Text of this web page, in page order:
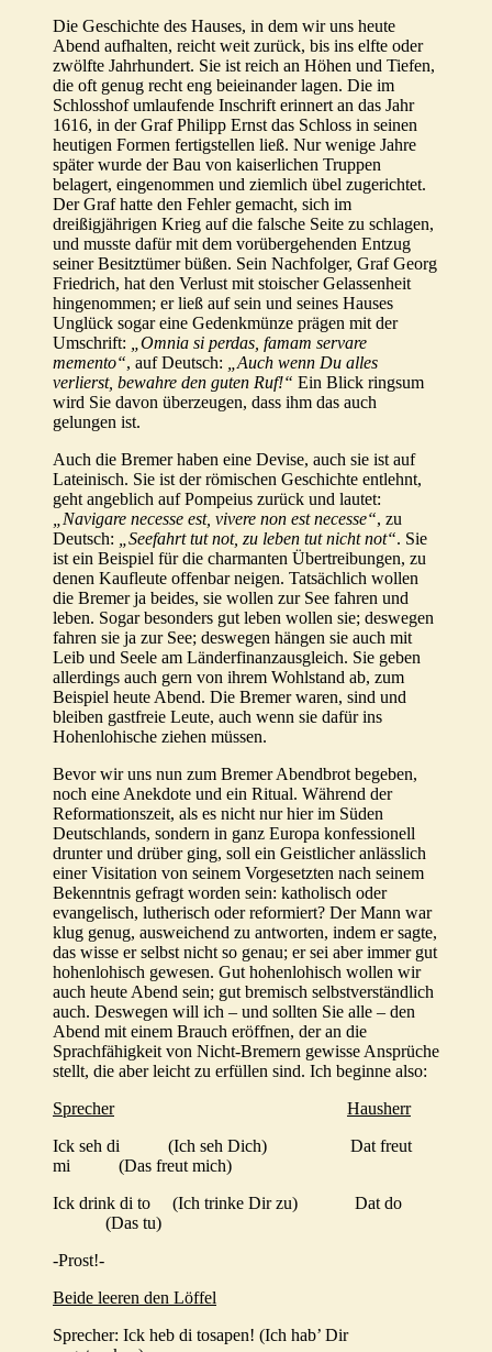
Die Geschichte des Hauses, in dem wir uns heute
Abend aufhalten, reicht weit zurück, bis ins elfte oder
zwölfte Jahrhundert. Sie ist reich an Höhen und Tiefen,
die oft genug recht eng beieinander lagen. Die im
Schlosshof umlaufende Inschrift erinnert an das Jahr
1616, in der Graf Philipp Ernst das Schloss in seinen
heutigen Formen fertigstellen ließ. Nur wenige Jahre
später wurde der Bau von kaiserlichen Truppen
belagert, eingenommen und ziemlich übel zugerichtet.
Der Graf hatte den Fehler gemacht, sich im
dreißigjährigen Krieg auf die falsche Seite zu schlagen,
und musste dafür mit dem vorübergehenden Entzug
seiner Besitztümer büßen. Sein Nachfolger, Graf Georg
Friedrich, hat den Verlust mit stoischer Gelassenheit
hingenommen; er ließ auf sein und seines Hauses
Unglück sogar eine Gedenkmünze prägen mit der
Umschrift:
„Omnia si perdas, famam servare
memento“, auf Deutsch:
„Auch wenn Du alles
verlierst, bewahre den guten Ruf!“ Ein Blick ringsum
wird Sie davon überzeugen, dass ihm das auch
gelungen ist.
Auch die Bremer haben eine Devise, auch sie ist auf
Lateinisch. Sie ist der römischen Geschichte entlehnt,
geht angeblich auf Pompeius zurück und lautet:
„Navigare necesse est, vivere non est necesse“, zu
Deutsch:
„Seefahrt tut not, zu leben tut nicht not“. Sie
ist ein Beispiel für die charmanten Übertreibungen, zu
denen Kaufleute offenbar neigen. Tatsächlich wollen
die Bremer ja beides, sie wollen zur See fahren und
leben. Sogar besonders gut leben wollen sie; deswegen
fahren sie ja zur See; deswegen hängen sie auch mit
Leib und Seele am Länderfinanzausgleich. Sie geben
allerdings auch gern von ihrem Wohlstand ab, zum
Beispiel heute Abend. Die Bremer waren, sind und
bleiben gastfreie Leute, auch wenn sie dafür ins
Hohenlohische ziehen müssen.
Bevor wir uns nun zum Bremer Abendbrot begeben,
noch eine Anekdote und ein Ritual. Während der
Reformationszeit, als es nicht nur hier im Süden
Deutschlands, sondern in ganz Europa konfessionell
drunter und drüber ging, soll ein Geistlicher anlässlich
einer Visitation von seinem Vorgesetzten nach seinem
Bekenntnis gefragt worden sein: katholisch oder
evangelisch, lutherisch oder reformiert? Der Mann war
klug genug, ausweichend zu antworten, indem er sagte,
das wisse er selbst nicht so genau; er sei aber immer gut
hohenlohisch gewesen. Gut hohenlohisch wollen wir
auch heute Abend sein; gut bremisch selbstverständlich
auch. Deswegen will ich – und sollten Sie alle – den
Abend mit einem Brauch eröffnen, der an die
Sprachfähigkeit von Nicht-Bremern gewisse Ansprüche
stellt, die aber leicht zu erfüllen sind. Ich beginne also:
Sprecher
Hausherr
Ick seh di (Ich seh Dich) Dat freut
mi (Das freut mich)
Ick drink di to (Ich trinke Dir zu) Dat do
(Das tu)
-Prost!-
Beide leeren den Löffel
Sprecher: Ick heb di tosapen! (Ich hab’ Dir